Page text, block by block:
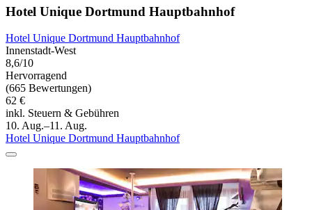
Hotel Unique Dortmund Hauptbahnhof
Hotel Unique Dortmund Hauptbahnhof
Innenstadt-West
8,6/10
Hervorragend
(665 Bewertungen)
62 €
inkl. Steuern & Gebühren
10. Aug.–11. Aug.
Hotel Unique Dortmund Hauptbahnhof